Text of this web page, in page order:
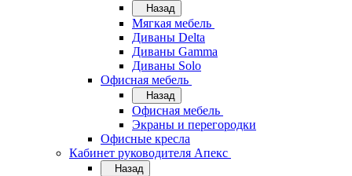
Назад
Мягкая мебель
Диваны Delta
Диваны Gamma
Диваны Solo
Офисная мебель
Назад
Офисная мебель
Экраны и перегородки
Офисные кресла
Кабинет руководителя Апекс
Назад